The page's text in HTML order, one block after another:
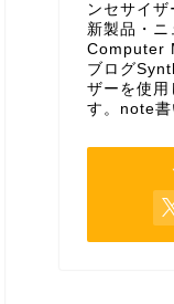
ンセサイザ
新製品・ニ
Computer
ブログ
ザーを使用
す。 note書